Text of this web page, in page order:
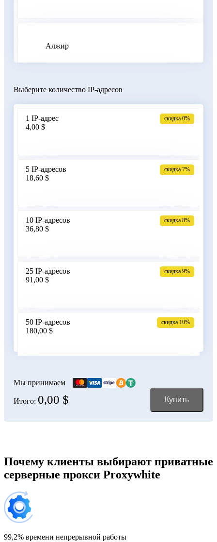
Алжир
Боливия
Выберите количество IP-адресов
1 IP-адрес
4,00 $
скидка 0%
5 IP-адресов
18,60 $
скидка 7%
10 IP-адресов
36,80 $
скидка 8%
25 IP-адресов
91,00 $
скидка 9%
50 IP-адресов
180,00 $
скидка 10%
356,00 $
150 IP-адресов
скидка 12%
200 IP-адресов
696,00 $
1 032,00 $
Мы принимаем
Итого: 0,00 $ Купить
Почему клиенты выбирают приватные
серверные прокси Proxywhite
99,2% времени непрерывной работы